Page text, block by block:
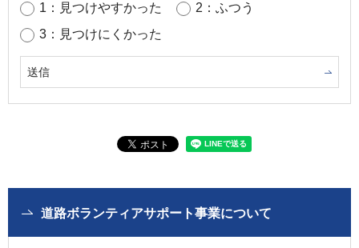
1：見つけやすかった
2：ふつう
3：見つけにくかった
道路ボランティアサポート事業について